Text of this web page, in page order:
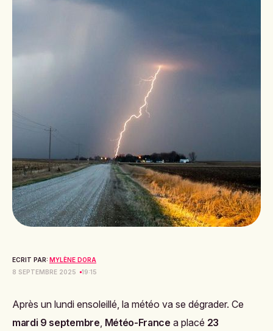
ECRIT PAR: MYLÈNE DORA
8 SEPTEMBRE 2025
19:15
Après un lundi ensoleillé, la météo va se dégrader. Ce
mardi 9 septembre, Météo-France a placé 23